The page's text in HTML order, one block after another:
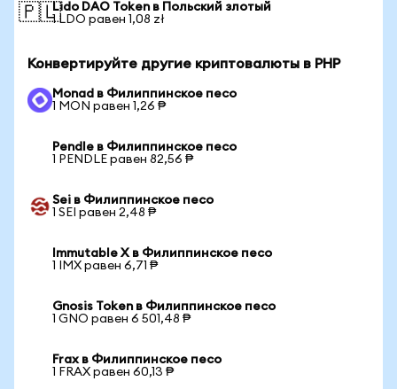
🇵🇱Lido DAO Token в Польский злотый
1 LDO равен 1,08 zł
Конвертируйте другие криптовалюты в PHP
Monad в Филиппинское песо
1 MON равен 1,26 ₱
Pendle в Филиппинское песо
1 PENDLE равен 82,56 ₱
Sei в Филиппинское песо
1 SEI равен 2,48 ₱
Immutable X в Филиппинское песо
1 IMX равен 6,71 ₱
Gnosis Token в Филиппинское песо
1 GNO равен 6 501,48 ₱
Frax в Филиппинское песо
1 FRAX равен 60,13 ₱